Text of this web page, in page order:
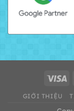
GIỚI THIỆU